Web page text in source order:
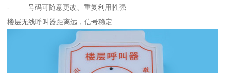
- 号码可随意更改、重复利用性强
楼层无线呼叫器距离远，信号稳定